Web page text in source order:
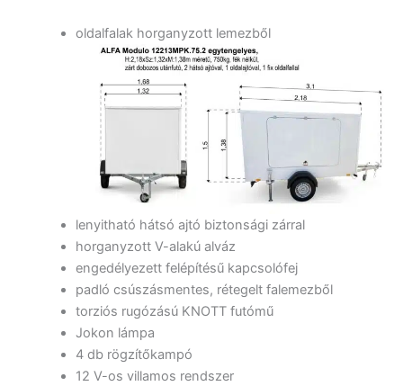
oldalfalak horganyzott lemezből
lenyitható hátsó ajtó biztonsági zárral
horganyzott V-alakú alváz
engedélyezett felépítésű kapcsolófej
padló csúszásmentes, rétegelt falemezből
torziós rugózású KNOTT futómű
Jokon lámpa
4 db rögzítőkampó
12 V-os villamos rendszer